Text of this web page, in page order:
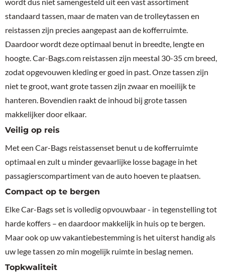
wordt dus niet samengesteld uit een vast assortiment
standaard tassen, maar de maten van de trolleytassen en
reistassen zijn precies aangepast aan de kofferruimte.
Daardoor wordt deze optimaal benut in breedte, lengte en
hoogte. Car-Bags.com reistassen zijn meestal 30-35 cm breed,
zodat opgevouwen kleding er goed in past. Onze tassen zijn
niet te groot, want grote tassen zijn zwaar en moeilijk te
hanteren. Bovendien raakt de inhoud bij grote tassen
makkelijker door elkaar.
Veilig op reis
Met een Car-Bags reistassenset benut u de kofferruimte
optimaal en zult u minder gevaarlijke losse bagage in het
passagierscompartiment van de auto hoeven te plaatsen.
Compact op te bergen
Elke Car-Bags set is volledig opvouwbaar - in tegenstelling tot
harde koffers – en daardoor makkelijk in huis op te bergen.
Maar ook op uw vakantiebestemming is het uiterst handig als
uw lege tassen zo min mogelijk ruimte in beslag nemen.
Topkwaliteit